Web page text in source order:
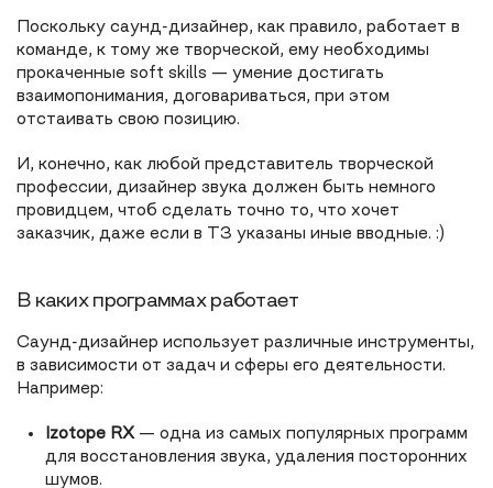
Поскольку саунд-дизайнер, как правило, работает в
команде, к тому же творческой, ему необходимы
прокаченные soft skills — умение достигать
взаимопонимания, договариваться, при этом
отстаивать свою позицию.
И, конечно, как любой представитель творческой
профессии, дизайнер звука должен быть немного
провидцем, чтоб сделать точно то, что хочет
заказчик, даже если в ТЗ указаны иные вводные. :)
В каких программах работает
Саунд-дизайнер использует различные инструменты,
в зависимости от задач и сферы его деятельности.
Например:
Izo­tope RX — одна из самых популярных программ
для восстановления звука, удаления посторонних
шумов.